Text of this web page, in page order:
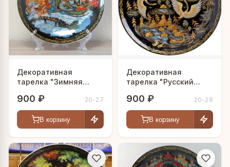
Декоративная
тарелка "Зимняя
900 ₽ 20-27
В корзину
Декоративная
тарелка "Русский
900 ₽ 20-28
В корзину